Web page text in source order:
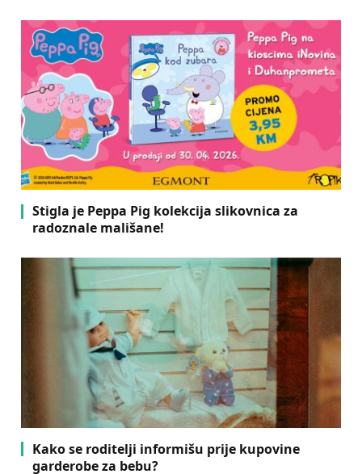
Stigla je Peppa Pig kolekcija slikovnica za
radoznale mališane!
Kako se roditelji informišu prije kupovine
garderobe za bebu?